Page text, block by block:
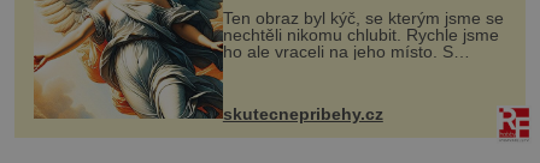
Ten obraz byl kýč, se kterým jsme se
nechtěli nikomu chlubit. Rychle jsme
ho ale vraceli na jeho místo. S
manželem Vaškem jsme si pořídili
chaloupku, takový domek na severu
Čech, kde jsme si naplánova...
skutecnepribehy.cz